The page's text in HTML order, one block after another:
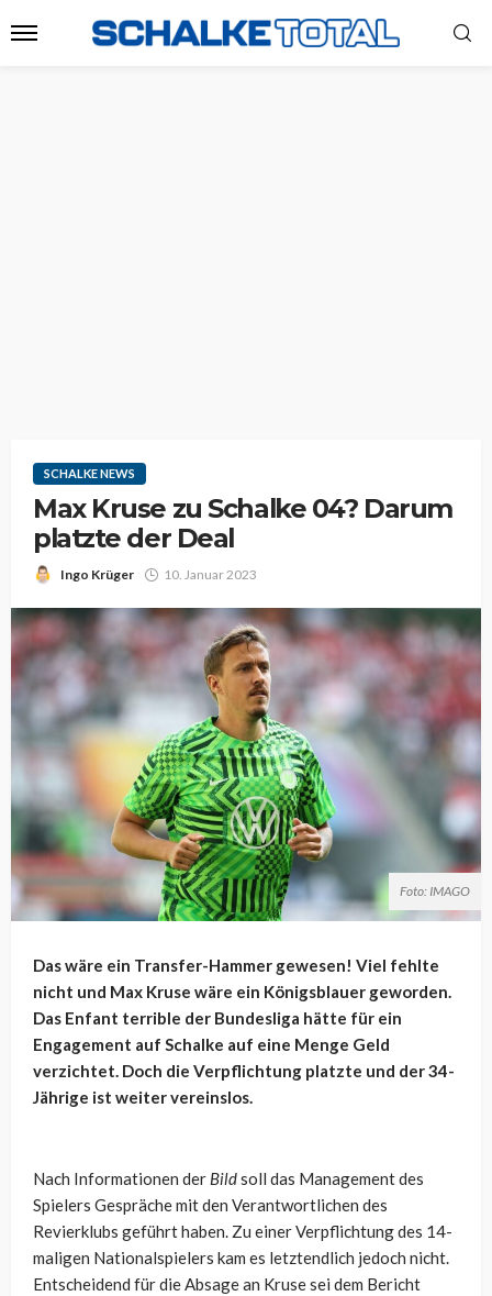
SCHALKE NEWS
Max Kruse zu Schalke 04? Darum
platzte der Deal
Ingo Krüger 10. Januar 2023
Foto: IMAGO
Das wäre ein Transfer-Hammer gewesen! Viel fehlte
nicht und Max Kruse wäre ein Königsblauer geworden.
Das Enfant terrible der Bundesliga hätte für ein
Engagement auf Schalke auf eine Menge Geld
verzichtet. Doch die Verpflichtung platzte und der 34-
Jährige ist weiter vereinslos.
Nach Informationen der Bildsoll das Management des
Spielers Gespräche mit den Verantwortlichen des
Revierklubs geführt haben. Zu einer Verpflichtung des 14-
maligen Nationalspielers kam es letztendlich jedoch nicht.
Entscheidend für die Absage an Kruse sei dem Bericht